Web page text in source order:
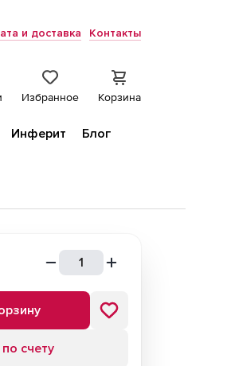
и доставка Контакты
Избранное Корзина
Инферит
Блог
счету